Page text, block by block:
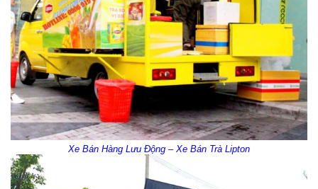
Xe Bán Hàng Lưu Động – Xe Bán Trà Lipton